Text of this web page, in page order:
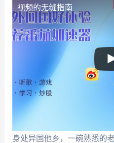
视频的无缝指南
身处异国他乡，一碗熟悉的